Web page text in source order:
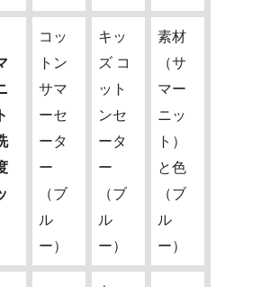
コッ
トン
サマ
ーセ
ータ
ー
（ブ
ル
ー）
キッ
ズ コ
ット
ンセ
ータ
ー
（ブ
ル
ー）
素材
（サ
マー
ニッ
ト）
と色
（ブ
ル
ー）